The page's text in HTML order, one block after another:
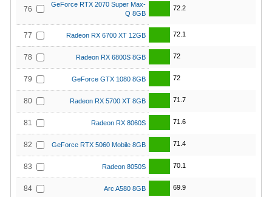
76
GeForce RTX 2070 Super Max-
Q 8GB
72.2
77 Radeon RX 6700 XT 12GB 72.1
78 Radeon RX 6800S 8GB 72
79 GeForce GTX 1080 8GB 72
80 Radeon RX 5700 XT 8GB 71.7
81 Radeon RX 8060S 71.6
82 GeForce RTX 5060 Mobile 8GB 71.4
83 Radeon 8050S 70.1
84 Arc A580 8GB 69.9